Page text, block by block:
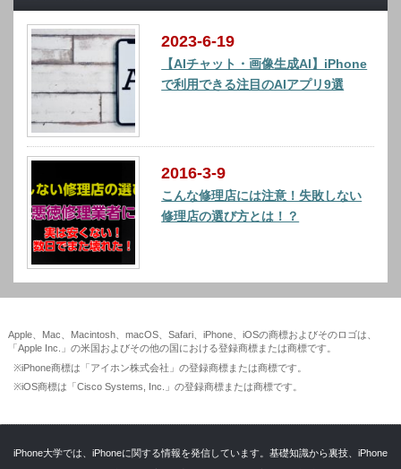
2023-6-19
【AIチャット・画像生成AI】iPhone
で利用できる注目のAIアプリ9選
2016-3-9
こんな修理店には注意！失敗しない
修理店の選び方とは！？
Apple、Mac、Macintosh、macOS、Safari、iPhone、iOSの商標およびそのロゴは、
「Apple Inc.」の米国およびその他の国における登録商標または商標です。
※iPhone商標は「アイホン株式会社」の登録商標または商標です。
※iOS商標は「Cisco Systems, Inc.」の登録商標または商標です。
iPhone大学では、iPhoneに関する情報を発信しています。基礎知識から裏技、iPhone